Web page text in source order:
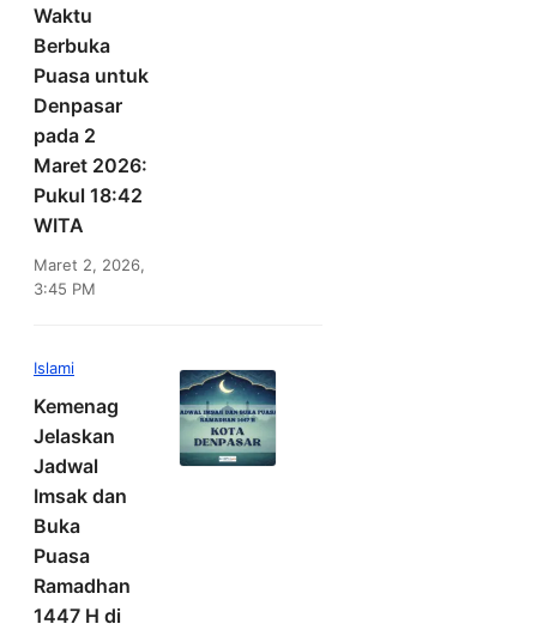
Waktu
Berbuka
Puasa untuk
Denpasar
pada 2
Maret 2026:
Pukul 18:42
WITA
Maret 2, 2026,
3:45 PM
Islami
Kemenag
Jelaskan
Jadwal
Imsak dan
Buka
Puasa
Ramadhan
1447 H di